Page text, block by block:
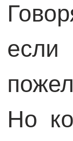
если
Но